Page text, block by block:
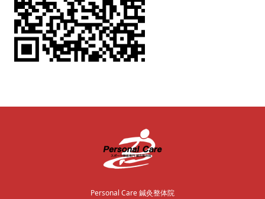
Personal Care 鍼灸整体院